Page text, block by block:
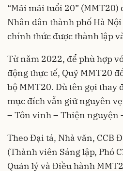
“Mãi mãi tuổi 20” (MMT20)
Nhân dân thành phố Hà
chính thức được thành lập
Từ năm 2022, để phù hợp
động thực tế, Quỹ MMT20
bộ MMT20. Dù tên gọi thay
mục đích vẫn giữ nguyên
– Tôn vinh – Thiện nguyện
Theo Đại tá, Nhà văn, CCB
(Thành viên Sáng lập, Phó
Quản lý và Điều hành